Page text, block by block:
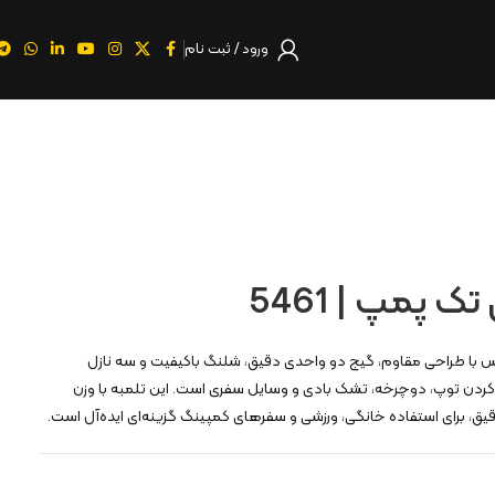
ورود / ثبت نام
پمپ | 5461
پایی مدل 5461 کنزاکس با طراحی مقاوم، گیج دو واحدی دقیق، شلنگ باکیفیت و سه نازل
کردن توپ، دوچرخه، تشک بادی و وسایل سفری است. این تلمبه با وزن
برای استفاده خانگی، ورزشی و سفرهای کمپینگ گزینه‌ای ایده‌آل است.